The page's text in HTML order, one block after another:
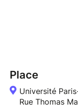
Place
Université
Rue Thomas